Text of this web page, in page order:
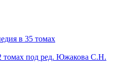
в 35 томах